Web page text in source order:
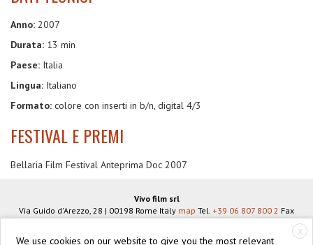
Anno: 2007
Durata: 13 min
Paese: Italia
Lingua: Italiano
Formato: colore con inserti in b/n, digital 4/3
FESTIVAL E PREMI
Bellaria Film Festival Anteprima Doc 2007
Vivo film srl
Via Guido d'Arezzo, 28 | 00198 Rome Italy map Tel. +39 06 807 800 2 Fax
X
We use cookies on our website to give you the most relevant